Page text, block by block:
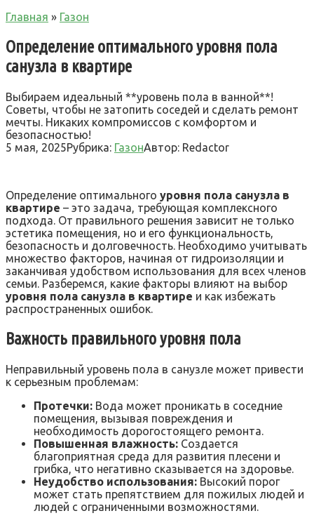
Главная » Газон
Определение оптимального уровня пола
санузла в квартире
Выбираем идеальный **уровень пола в ванной**!
Советы, чтобы не затопить соседей и сделать ремонт
мечты. Никаких компромиссов с комфортом и
безопасностью!
5 мая, 2025Рубрика: ГазонАвтор: Redactor
Определение оптимального уровня пола санузла в
квартире – это задача, требующая комплексного
подхода. От правильного решения зависит не только
эстетика помещения, но и его функциональность,
безопасность и долговечность. Необходимо учитывать
множество факторов, начиная от гидроизоляции и
заканчивая удобством использования для всех членов
семьи. Разберемся, какие факторы влияют на выбор
уровня пола санузла в квартире и как избежать
распространенных ошибок.
Важность правильного уровня пола
Неправильный уровень пола в санузле может привести
к серьезным проблемам:
Протечки: Вода может проникать в соседние
помещения, вызывая повреждения и
необходимость дорогостоящего ремонта.
Повышенная влажность: Создается
благоприятная среда для развития плесени и
грибка, что негативно сказывается на здоровье.
Неудобство использования: Высокий порог
может стать препятствием для пожилых людей и
людей с ограниченными возможностями.